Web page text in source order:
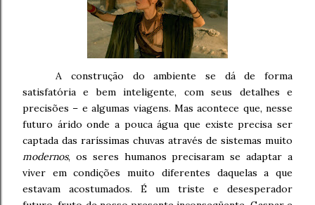
A construção do ambiente se dá de forma
satisfatória e bem inteligente, com seus detalhes e
precisões – e algumas viagens. Mas acontece que, nesse
futuro árido onde a pouca água que existe precisa ser
captada das raríssimas chuvas através de sistemas muito
modernos, os seres humanos precisaram se adaptar a
viver em condições muito diferentes daquelas a que
estavam acostumados. É um triste e desesperador